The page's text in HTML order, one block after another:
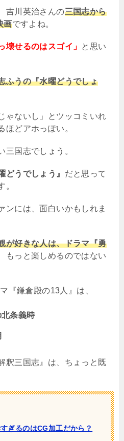
吉川英治さんの三国志から
画ですよね。
壊せるのはスゴイ」 と思い
ふうの『水曜どうでしょ
ゃないし」とツッコミいれ
ほどアホっぽい。
三国志でしょう。
どうでしょう』 だと思って
。
ンには、面白いかもしれま
が好きな人は、ドラマ『勇
もっと楽しめるのではない
『鎌倉殿の13 人』は、
条義時
釈三国志』は、ちょっと既
ぎるのはCG加工だから？